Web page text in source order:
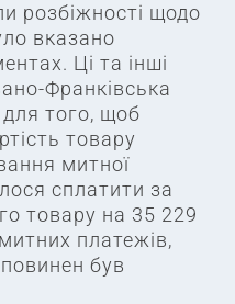
розбіжності щодо
вказано
Ці та інші
Франківська
того, щоб
товару
митної
сплатити за
товару на 35 229
платежів,
був